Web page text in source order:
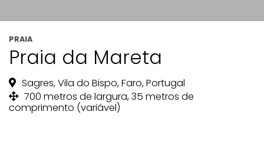
PRAIA
Praia da Mareta
Sagres, Vila do Bispo, Faro, Portugal
700 metros de largura, 35 metros de
comprimento (variável)